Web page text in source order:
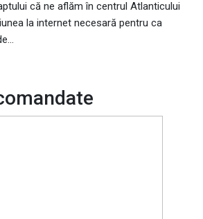
că ne aflăm în centrul Atlanticului
la internet necesară pentru ca